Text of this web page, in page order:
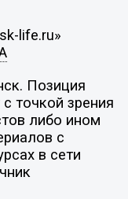
life.ru»
Позиция
точкой зрения
либо ином
с
в сети